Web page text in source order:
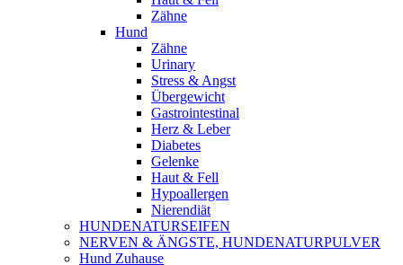
Zähne
Hund
Zähne
Urinary
Stress & Angst
Übergewicht
Gastrointestinal
Herz & Leber
Diabetes
Gelenke
Haut & Fell
Hypoallergen
Nierendiät
HUNDENATURSEIFEN
NERVEN & ÄNGSTE, HUNDENATURPULVER
Hund Zuhause